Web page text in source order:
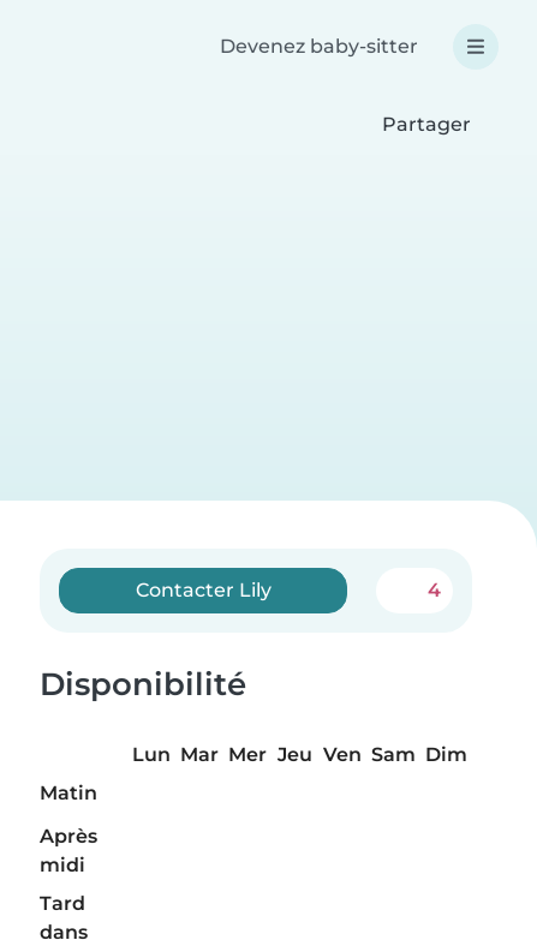
Devenez baby-sitter
Partager
Contacter Lily 4
Disponibilité
Lun Mar Mer Jeu Ven Sam Dim
Matin
Après
midi
Tard
dans